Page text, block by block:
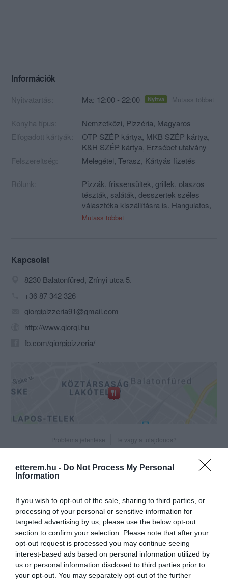
etterem.hu - Do Not Process My Personal
Information
If you wish to opt-out of the sale, sharing to third parties, or
processing of your personal or sensitive information for
targeted advertising by us, please use the below opt-out
section to confirm your selection. Please note that after your
opt-out request is processed you may continue seeing
interest-based ads based on personal information utilized by
us or personal information disclosed to third parties prior to
your opt-out. You may separately opt-out of the further
Információk
Nyitvatartás: Ma: 12:00 - 22:00 Nyitva Mutass többet
Konyha típus: Nemzetközi, Pizzéria, Magyaros
Elfogadott kártyák:
OTP SZÉP kártya, MKB SZÉP kártya,
K&H SZÉP kártya, Erzsébet utalvány
Felszereltség:
Melegétel, Terasz, Kártyás fizetés
Rólunk:
Pizzák, frissensültek, grillek, olaszos
tészták, saláták, desszertek széles
választéka kiszállításra is. Hangulatos,
modern környezet, nyáron kerthelyiség
Mutass többet
Kapcsolat
8230 Balatonfüred, Zrínyi utca 5.
+36 87 342 326
giorgipizzeria91@gmail.com
http://www.giorgi.hu
fb.com/giorgipizzeria/
Probléma jelentése Te vagy a tulajdonos?